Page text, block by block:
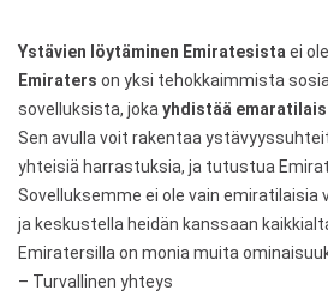
Ystävien löytäminen Emiratesista ei
Emiraters on yksi tehokkaimmista
sovelluksista, joka yhdistää
Sen avulla voit rakentaa
yhteisiä harrastuksia, ja tutustua
Sovelluksemme ei ole vain emiratilaisia
ja keskustella heidän kanssaan
Emiratersilla on monia muita
– Turvallinen yhteys